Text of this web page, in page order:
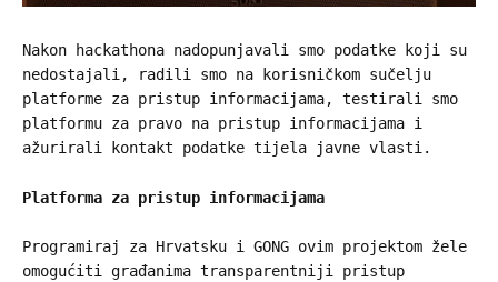
Nakon hackathona nadopunjavali smo podatke koji su
nedostajali, radili smo na korisničkom sučelju
platforme za pristup informacijama, testirali smo
platformu za pravo na pristup informacijama i
ažurirali kontakt podatke tijela javne vlasti.
Platforma za pristup informacijama
Programiraj za Hrvatsku i GONG ovim projektom žele
omogućiti građanima transparentniji pristup